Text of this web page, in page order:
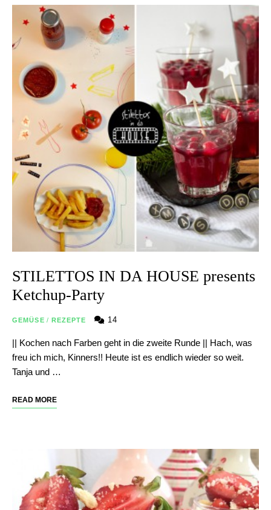
STILETTOS IN DA HOUSE presents
Ketchup-Party
GEMÜSE / REZEPTE 14
|| Kochen nach Farben geht in die zweite Runde || Hach, was
freu ich mich, Kinners!! Heute ist es endlich wieder so weit.
Tanja und …
READ MORE